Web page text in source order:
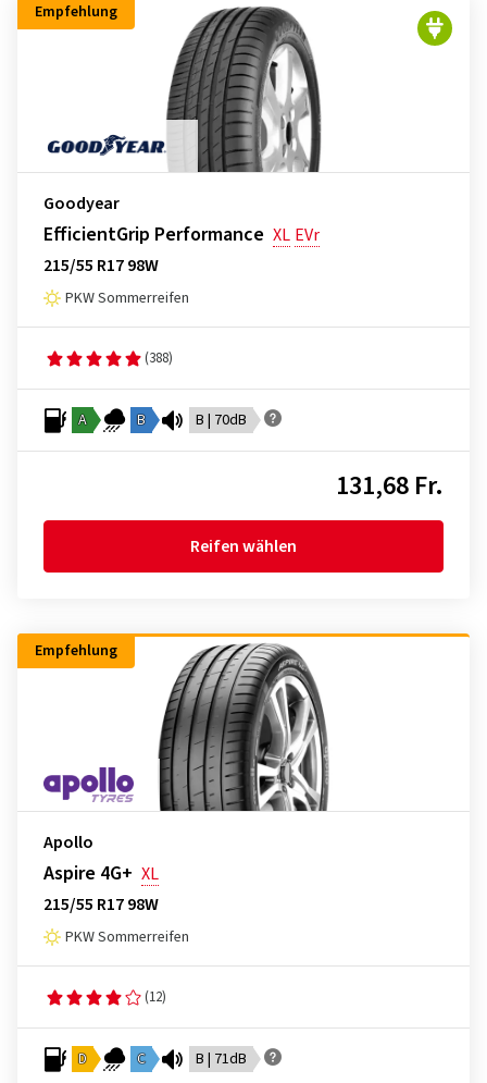
Empfehlung
Goodyear
EfficientGrip Performance XL EVr
215/55 R17 98W
PKW Sommerreifen
(388)
A B B | 70dB
131,68 Fr.
Reifen wählen
Empfehlung
Apollo
Aspire 4G+ XL
215/55 R17 98W
PKW Sommerreifen
(12)
D C B | 71dB